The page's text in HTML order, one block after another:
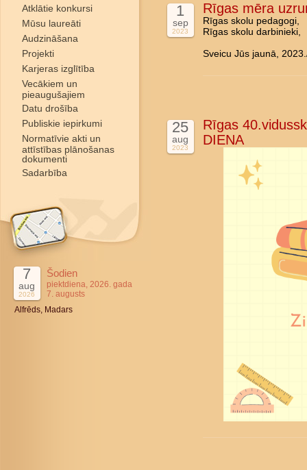
Atklātie konkursi
Mūsu laureāti
Audzināšana
Projekti
Karjeras izglītība
Vecākiem un
pieaugušajiem
Datu drošība
Publiskie iepirkumi
Normatīvie akti un
attīstības plānošanas
dokumenti
Sadarbība
7
aug
2026
Šodien
piektdiena, 2026. gada
7. augusts
Alfrēds, Madars
1
sep
2023
Rīgas mēra
Rīgas skolu pedagogi,
Rīgas skolu darbinieki,
Sveicu Jūs jaunā,
25
aug
2023
Rīgas
DIENA